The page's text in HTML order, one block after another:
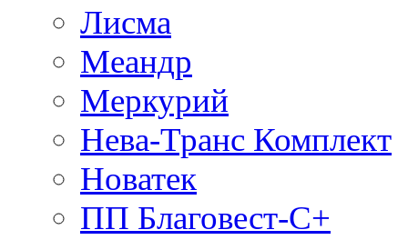
Лисма
Меандр
Меркурий
Нева-Транс Комплект
Новатек
ПП Благовест-С+